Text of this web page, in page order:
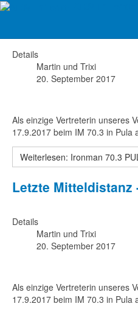
Details
Martin und Trixi
20. September 2017
Als einzige Vertreterin unseres
17.9.2017 beim IM 70.3 in Pula
Weiterlesen: Ironman 70.3
Letzte Mitteldistanz
Details
Martin und Trixi
20. September 2017
Als einzige Vertreterin unseres
17.9.2017 beim IM 70.3 in Pula